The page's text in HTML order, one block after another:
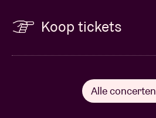
Koop tickets
Alle concerten